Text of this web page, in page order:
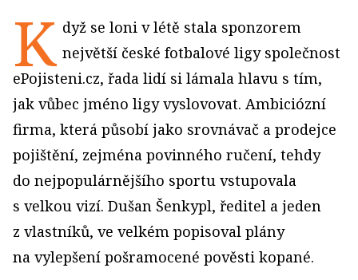
K dyž se loni v létě stala sponzorem
největší české fotbalové ligy společnost
ePojisteni.cz, řada lidí si lámala hlavu s tím,
jak vůbec jméno ligy vyslovovat. Ambiciózní
firma, která působí jako srovnávač a prodejce
pojištění, zejména povinného ručení, tehdy
do nejpopulárnějšího sportu vstupovala
s velkou vizí. Dušan Šenkypl, ředitel a jeden
z vlastníků, ve velkém popisoval plány
na vylepšení pošramocené pověsti kopané.